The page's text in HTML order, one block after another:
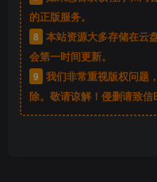
的正版服务。
8 本站资源大多存储在云
会第一时间更新。
9 我们非常重视版权问题
除。敬请谅解！侵删请致信